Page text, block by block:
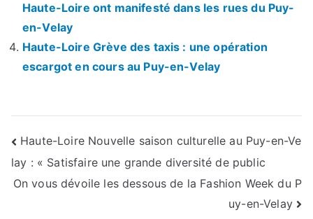
Haute-Loire ont manifesté dans les rues du Puy-
en-Velay
Haute-Loire Grève des taxis : une opération
escargot en cours au Puy-en-Velay
Navigation
de
Haute-Loire Nouvelle saison culturelle au Puy-en-Ve
lay : « Satisfaire une grande diversité de public
On vous dévoile les dessous de la Fashion Week du P
uy-en-Velay